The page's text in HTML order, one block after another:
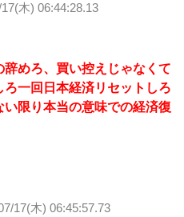
木) 06:44:28.13
めろ、買い控えじゃなくて
一回日本経済リセットしろ
限り本当の意味での経済復
17(木) 06:45:57.73